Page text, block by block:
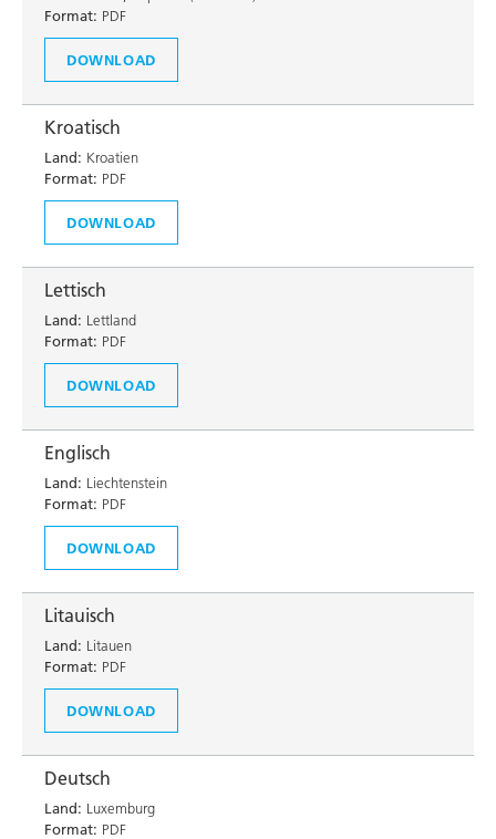
Format: PDF
DOWNLOAD
Kroatisch
Land: Kroatien
Format: PDF
DOWNLOAD
Lettisch
Land: Lettland
Format: PDF
DOWNLOAD
Englisch
Land: Liechtenstein
Format: PDF
DOWNLOAD
Litauisch
Land: Litauen
Format: PDF
DOWNLOAD
Deutsch
Land: Luxemburg
Format: PDF